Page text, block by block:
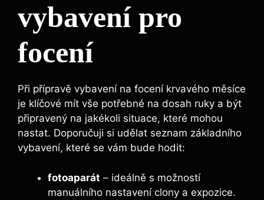
vybavení pro
focení
Při přípravě vybavení ⁣na⁣ focení krvavého ⁣měsíce
⁤je klíčové mít vše potřebné na​ dosah ruky a být
připravený na jakékoli situace, ⁤které mohou
nastat. Doporučuji si udělat seznam základního
‍vybavení, které se ⁢vám bude hodit:
fotoaparát – ideálně s možností
manuálního nastavení clony a expozice.